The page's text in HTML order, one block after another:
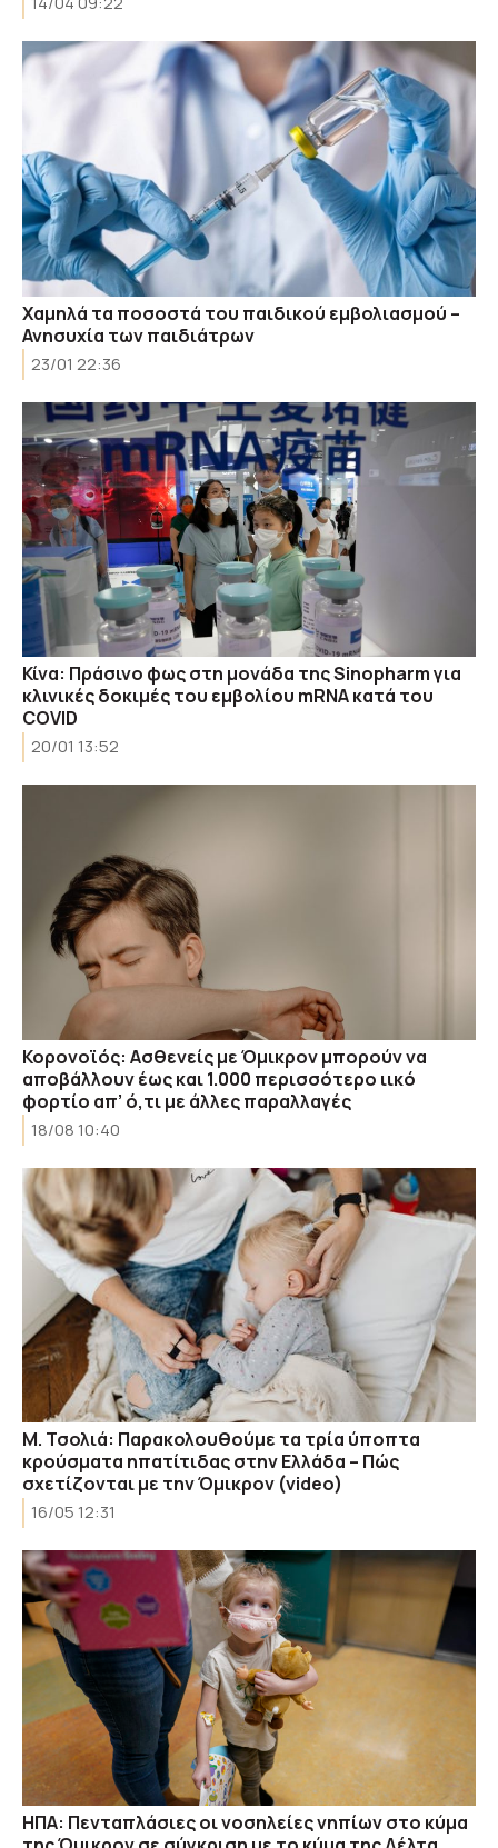
Χαμηλά τα ποσοστά του παιδικού εμβολιασμού –
Ανησυχία των παιδιάτρων
23/01 22:36
Κίνα: Πράσινο φως στη μονάδα της Sinopharm για
κλινικές δοκιμές του εμβολίου mRNA κατά του
COVID
20/01 13:52
Κορονοϊός: Ασθενείς με Όμικρον μπορούν να
αποβάλλουν έως και 1.000 περισσότερο ιικό
φορτίο απ’ ό,τι με άλλες παραλλαγές
18/08 10:40
Μ. Τσολιά: Παρακολουθούμε τα τρία ύποπτα
κρούσματα ηπατίτιδας στην Ελλάδα – Πώς
σχετίζονται με την Όμικρον (video)
16/05 12:31
ΗΠΑ: Πενταπλάσιες οι νοσηλείες νηπίων στο κύμα